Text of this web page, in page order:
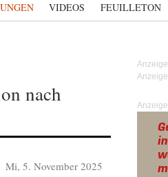
VIDEOS FEUILLETON
nach
Mi, 5. November 2025
Anzeige